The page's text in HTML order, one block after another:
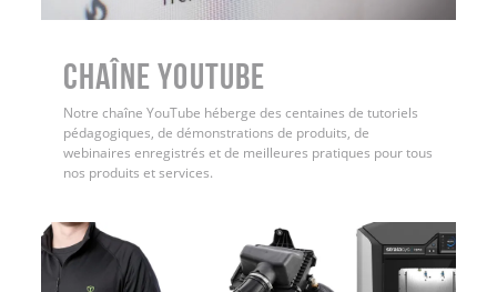
Chaîne YouTube
Notre chaîne YouTube héberge des centaines de tutoriels
pédagogiques, de démonstrations de produits, de
webinaires enregistrés et de meilleures pratiques pour tous
nos produits et services.